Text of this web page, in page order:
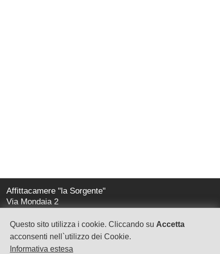
Questo sito utilizza i cookie. Cliccando su Accetta
acconsenti nell`utilizzo dei Cookie.
Informativa estesa
Affittacamere "la Sorgente"
Via Mondaia 2
la-sorgente@virgilio.it